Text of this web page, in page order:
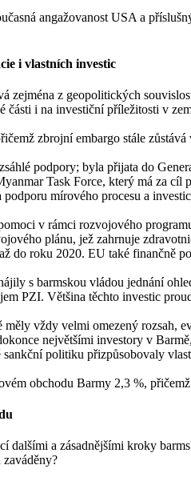
angažovanost USA a
i vlastních investic
zejména z geopolitických
části i na investiční příležitosti v
zbrojní embargo stále
podpory; byla přijata do
Task Force, který má za
mírového procesu a
v rámci rozvojového
plánu, jež zahrnuje
do roku 2020. EU také finančně
s barmskou vládou jednání
PZI. Většina těchto investic
vždy velmi omezený rozsah,
největšími investory v
politiku přizpůsobovaly
obchodu Barmy 2,3 %,
dalšími a zásadnějšími kroky